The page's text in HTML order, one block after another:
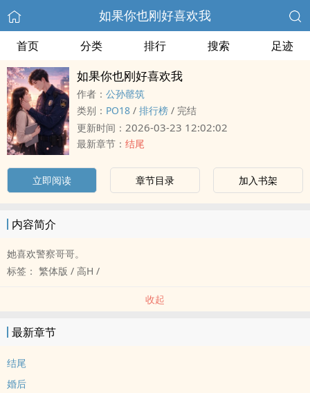
如果你也刚好喜欢我
首页 分类 排行 搜索 足迹
如果你也刚好喜欢我
作者： 公孙罄筑
类别： ‌‍‎P‌‌‎O‎‌1‌‍8‍‎‎ / 排行榜 / 完结
更新时间： 2026-03-23 12:02:02
最新章节： 结尾
立即阅读 章节目录 加入书架
内容简介
她喜欢警察哥哥。
标签： 繁体版 / ‎‍高‎‌‍H‌ /
收起
最新章节
结尾
婚后